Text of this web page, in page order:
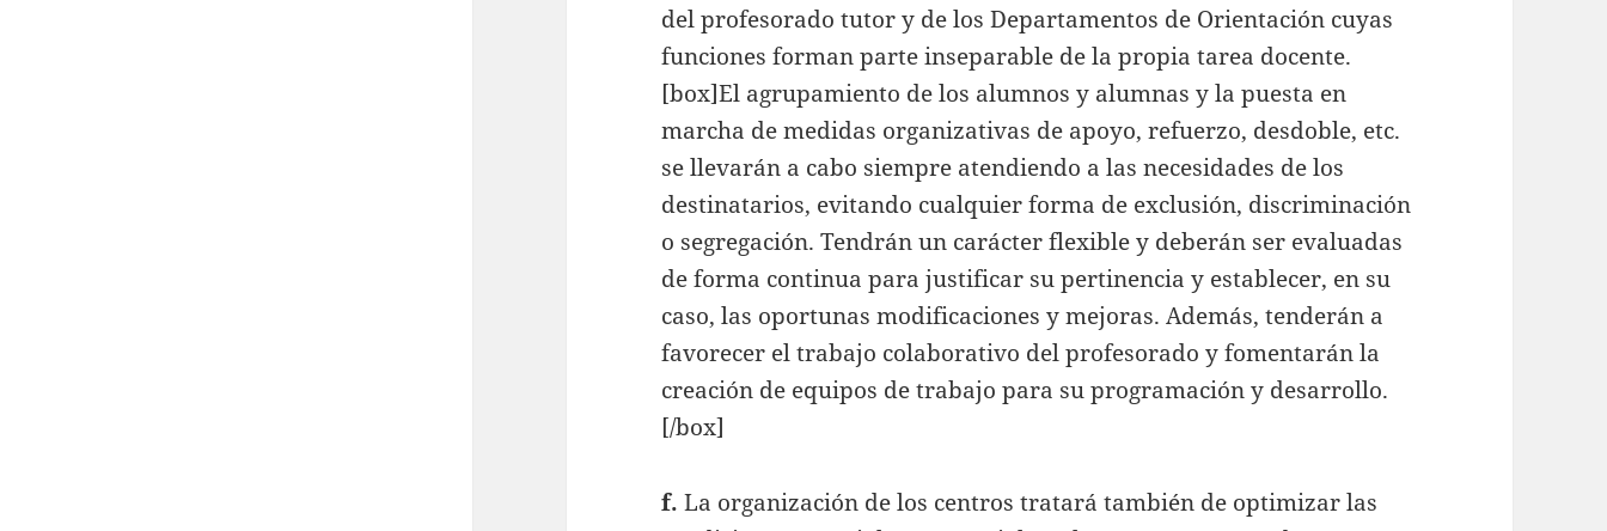
del profesorado tutor y de los Departamentos de Orientación cuyas
funciones forman parte inseparable de la propia tarea docente.
[box]El agrupamiento de los alumnos y alumnas y la puesta en
marcha de medidas organizativas de apoyo, refuerzo, desdoble, etc.
se llevarán a cabo siempre atendiendo a las necesidades de los
destinatarios, evitando cualquier forma de exclusión, discriminación
o segregación. Tendrán un carácter flexible y deberán ser evaluadas
de forma continua para justificar su pertinencia y establecer, en su
caso, las oportunas modificaciones y mejoras. Además, tenderán a
favorecer el trabajo colaborativo del profesorado y fomentarán la
creación de equipos de trabajo para su programación y desarrollo.
[/box]
f.La organización de los centros tratará también de optimizar las